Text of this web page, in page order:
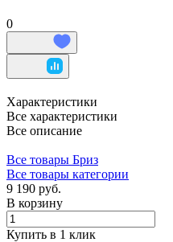
0
Характеристики
Все характеристики
Все описание
Все товары Бриз
Все товары категории
9 190 руб.
В корзину
Купить в 1 клик